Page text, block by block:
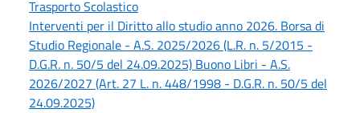
Trasporto Scolastico
Interventi per il Diritto allo studio anno 2026. Borsa di
Studio Regionale - A.S. 2025/2026 (L.R. n. 5/2015 -
D.G.R. n. 50/5 del 24.09.2025) Buono Libri - A.S.
2026/2027 (Art. 27 L. n. 448/1998 - D.G.R. n. 50/5 del
24.09.2025)